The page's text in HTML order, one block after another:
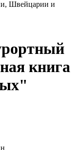
Швейцарии и
книга